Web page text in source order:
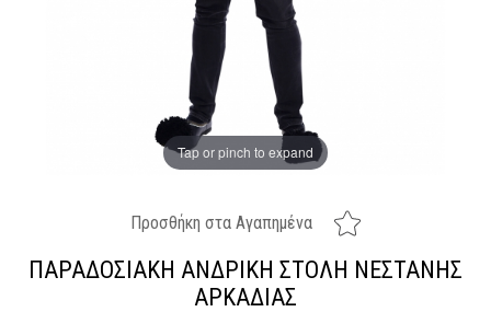
Tap or pinch to expand
Προσθήκη στα Αγαπημένα
ΠΑΡΑΔΟΣΙΑΚΉ ΑΝΔΡΙΚΉ ΣΤΟΛΉ ΝΕΣΤΆΝΗΣ
ΑΡΚΑΔΊΑΣ